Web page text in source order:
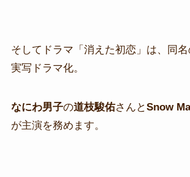
そしてドラマ「消えた初恋」は、同
実写ドラマ化。
なにわ男子の道枝駿佑さんとSnow
が主演を務めます。